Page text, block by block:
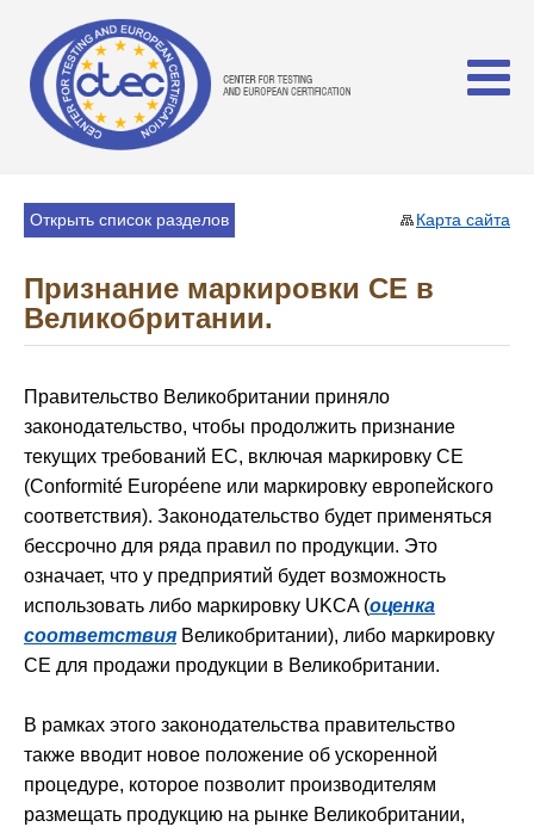
Карта сайта
Открыть список разделов
Признание маркировки СЕ в
Великобритании.
Правительство Великобритании приняло
законодательство, чтобы продолжить признание
текущих требований ЕС, включая маркировку CE
(Conformité Européene или маркировку европейского
соответствия). Законодательство будет применяться
бессрочно для ряда правил по продукции. Это
означает, что у предприятий будет возможность
использовать либо маркировку UKCA (оценка
соответствия Великобритании), либо маркировку
CE для продажи продукции в Великобритании.
В рамках этого законодательства правительство
также вводит новое положение об ускоренной
процедуре, которое позволит производителям
размещать продукцию на рынке Великобритании,